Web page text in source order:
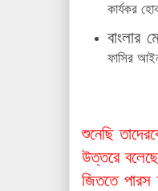
কার্যকর
বাংলার
ফাসির
শুনেছি
উত্তরে
জিততে পারস